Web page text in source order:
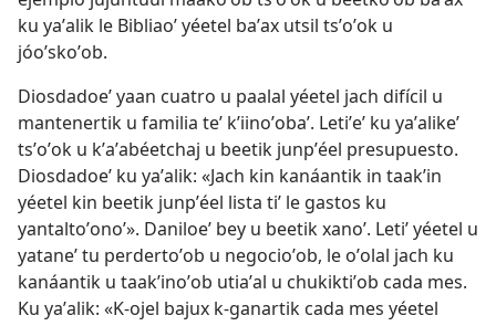
ku yaʼalik le Bibliaoʼ yéetel baʼax utsil tsʼoʼok u
jóoʼskoʼob.
Diosdadoeʼ yaan cuatro u paalal yéetel jach difícil u
mantenertik u familia teʼ kʼiinoʼobaʼ. Letiʼeʼ ku yaʼalikeʼ
tsʼoʼok u kʼaʼabéetchaj u beetik junpʼéel presupuesto.
Diosdadoeʼ ku yaʼalik: «Jach kin kanáantik in taakʼin
yéetel kin beetik junpʼéel lista tiʼ le gastos ku
yantaltoʼonoʼ». Daniloeʼ bey u beetik xanoʼ. Letiʼ yéetel u
yataneʼ tu perdertoʼob u negocioʼob, le oʼolal jach ku
kanáantik u taakʼinoʼob utiaʼal u chukiktiʼob cada mes.
Ku yaʼalik: «K-ojel bajux k-ganartik cada mes yéetel